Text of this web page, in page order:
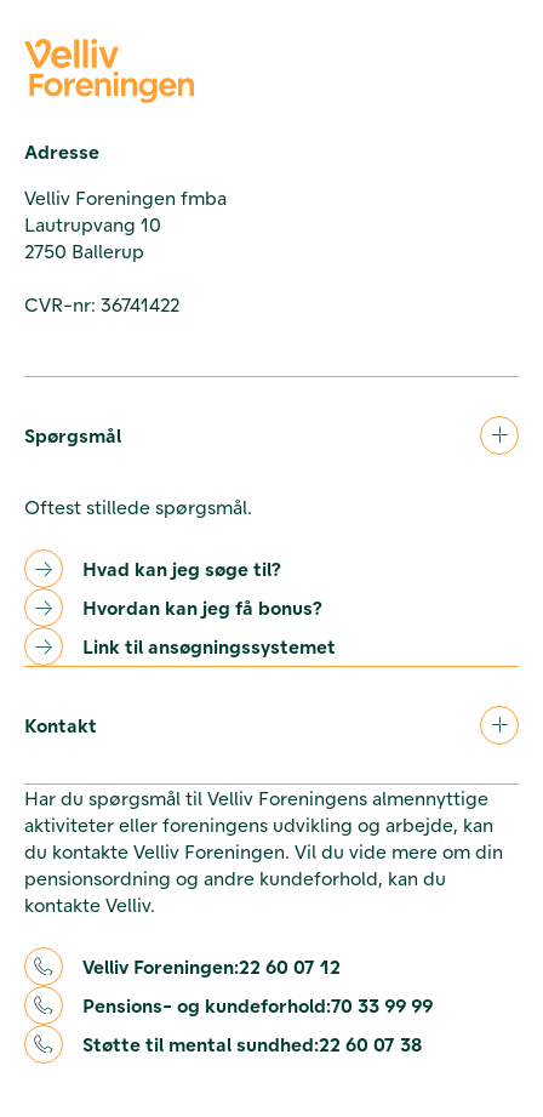
Adresse
Velliv Foreningen fmba
Lautrupvang 10
2750 Ballerup
CVR-nr: 36741422
Spørgsmål
Oftest stillede spørgsmål.
Hvad kan jeg søge til?
Hvordan kan jeg få bonus?
Link til ansøgningssystemet
Kontakt
Har du spørgsmål til Velliv Foreningens almennyttige
aktiviteter eller foreningens udvikling og arbejde, kan
du kontakte Velliv Foreningen. Vil du vide mere om din
pensionsordning og andre kundeforhold, kan du
kontakte Velliv.
Velliv Foreningen:22 60 07 12
Pensions- og kundeforhold:70 33 99 99
Støtte til mental sundhed:22 60 07 38